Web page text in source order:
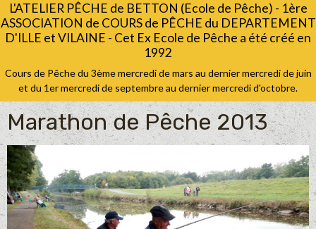
L'ATELIER PÊCHE de BETTON (Ecole de Pêche) - 1ère
ASSOCIATION de COURS de PÊCHE du DEPARTEMENT
D'ILLE et VILAINE - Cet Ex Ecole de Pêche a été créé en
1992
Cours de Pêche du 3ème mercredi de mars au dernier mercredi de juin
et du 1er mercredi de septembre au dernier mercredi d'octobre.
Marathon de Pêche 2013